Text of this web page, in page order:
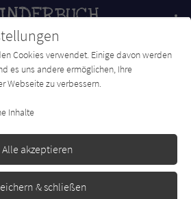
Charts Newsletter
Was für
Cookies verwendet. Einige davon werden
es uns andere ermöglichen, Ihre
Webseite zu verbessern.
Inhalte
Alle akzeptieren
& schließen